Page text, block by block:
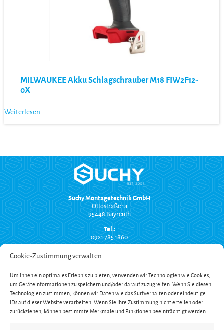
Cookie-Zustimmung verwalten
Um Ihnen ein optimales Erlebnis zu bieten, verwenden wir Technologien wie Cookies,
um Geräteinformationen zu speichern und/oder darauf zuzugreifen. Wenn Sie diesen
Technologien zustimmen, können wir Daten wie das Surfverhalten oder eindeutige
IDs auf dieser Website verarbeiten. Wenn Sie Ihre Zustimmung nicht erteilen oder
zurückziehen, können bestimmte Merkmale und Funktionen beeinträchtigt werden.
MILWAUKEE Akku Schlagschrauber M18 FIW2F12-
0X
Weiterlesen
Suchy Montagetechnik GmbH
Ottostraße 1a
95448 Bayreuth
Tel.:
0921 785 1860
info@suchy-montagetechnik.de
Versand und Zahlung
AGB
Widerrufsbelehrung
Impressum
Datenschutzerklärung